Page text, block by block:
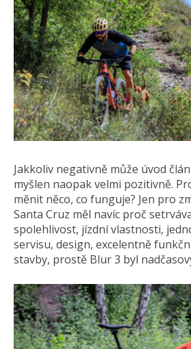
Jakkoliv negativně může úvod
myšlen naopak velmi pozitivně.
měnit něco, co funguje? Jen pro
Santa Cruz měl navíc proč
spolehlivost, jízdní vlastnosti,
servisu, design, excelentně
stavby, prostě Blur 3 byl